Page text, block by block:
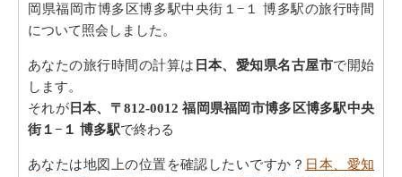
岡県福岡市博多区博多駅中央街１−１ 博多駅の旅行時間
について照会しました。
あなたの旅行時間の計算は 日本、愛知県名古屋市で開始
します。
それが日本、〒812-0012 福岡県福岡市博多区博多駅中央
街１−１ 博多駅で終わる
あなたは地図上の位置を確認したいですか？ 日本、愛知